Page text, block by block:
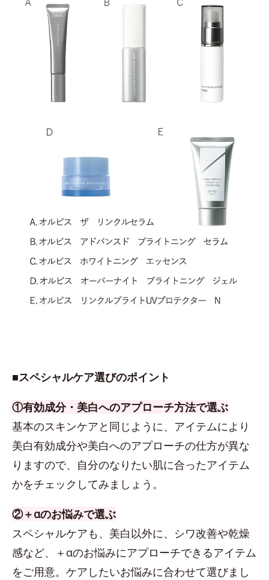
■スペシャルケア選びのポイント
①有効成分・美白へのアプローチ方法で選ぶ
基本のスキンケアと同じように、アイテムにより
美白有効成分や美白へのアプローチの仕方が異な
りますので、自分のなりたい肌に合ったアイテム
かをチェックしてみましょう。
②＋αのお悩みで選ぶ
スペシャルケアも、美白以外に、シワ改善や乾燥
感など、＋αのお悩みにアプローチできるアイテム
をご用意。ケアしたいお悩みに合わせて選びまし